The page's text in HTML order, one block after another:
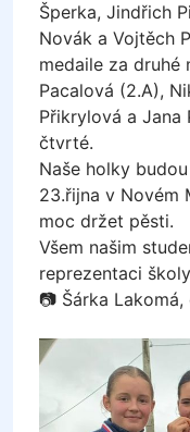
Šperka, Jindřich
Novák a Vojtěch
medaile za druhé
Pacalová (2.A),
Přikrylová a Jana
čtvrté.
Naše holky
23.řijna v Novém
moc držet pěsti.
Všem našim
reprezentaci
📷 Šárka Lakomá,